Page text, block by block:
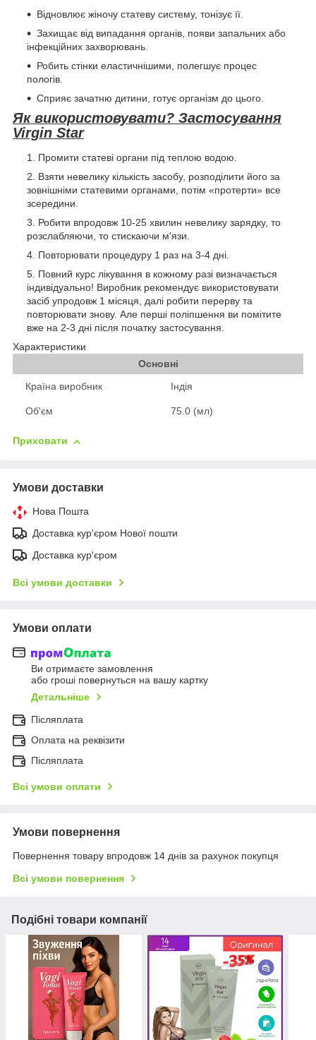
Відновлює жіночу статеву систему, тонізує її.
Захищає від випадання органів, появи запальних або
інфекційних захворювань.
Робить стінки еластичнішими, полегшує процес
пологів.
Сприяє зачатню дитини, готує організм до цього.
Як використовувати? Застосування
Virgin Star
Промити статеві органи під теплою водою.
Взяти невелику кількість засобу, розподілити його за
зовнішніми статевими органами, потім «протерти» все
зсередини.
Робити впродовж 10-25 хвилин невелику зарядку, то
розслабляючи, то стискаючи м'язи.
Повторювати процедуру 1 раз на 3-4 дні.
Повний курс лікування в кожному разі визначається
індивідуально! Виробник рекомендує використовувати
засіб упродовж 1 місяця, далі робити перерву та
повторювати знову. Але перші поліпшення ви помітите
вже на 2-3 дні після початку застосування.
Характеристики
Основні
Країна виробник
Індія
Об'єм 75.0 (мл)
Приховати
Умови доставки
Нова Пошта
Доставка кур'єром Нової пошти
Доставка кур'єром
Всі умови доставки
Умови оплати
Ви отримаєте замовлення
або гроші повернуться на вашу картку
Детальніше
Післяплата
Оплата на реквізити
Післяплата
Всі умови оплати
Умови повернення
Повернення товару впродовж 14 днів за рахунок покупця
Всі умови повернення
Подібні товари компанії